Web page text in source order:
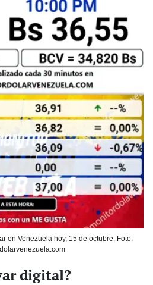
en Venezuela hoy, 15 de octubre. Foto:
digital?